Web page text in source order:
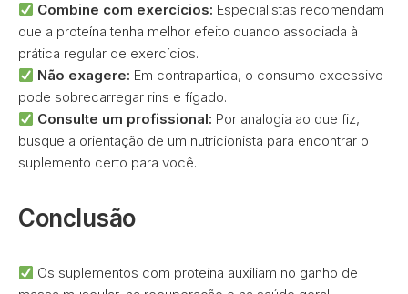
Combine com exercícios: Especialistas recomendam
que a proteína tenha melhor efeito quando associada à
prática regular de exercícios.
Não exagere: Em contrapartida, o consumo excessivo
pode sobrecarregar rins e fígado.
Consulte um profissional: Por analogia ao que fiz,
busque a orientação de um nutricionista para encontrar o
suplemento certo para você.
Conclusão
Os suplementos com proteína auxiliam no ganho de